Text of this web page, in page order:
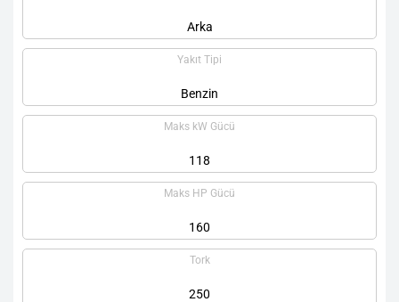
Arka
Yakıt Tipi
Benzin
Maks kW Gücü
118
Maks HP Gücü
160
Tork
250